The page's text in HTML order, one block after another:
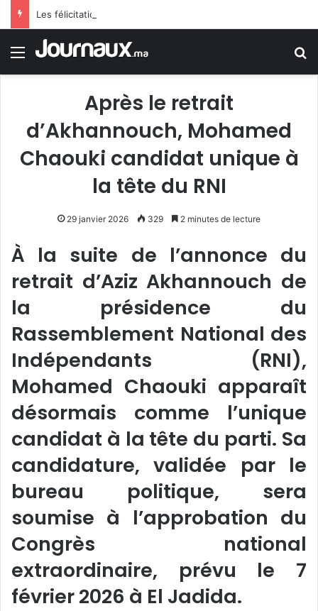
Menu
Après le retrait
d’Akhannouch, Mohamed
Chaouki candidat unique à
la tête du RNI
29 janvier 2026 329 2 minutes de lecture
À la suite de l’annonce du
retrait d’Aziz Akhannouch de
la présidence du
Rassemblement National des
Indépendants (RNI),
Mohamed Chaouki apparaît
désormais comme l’unique
candidat à la tête du parti. Sa
candidature, validée par le
bureau politique, sera
soumise à l’approbation du
Congrès national
extraordinaire, prévu le 7
février 2026 à El Jadida.